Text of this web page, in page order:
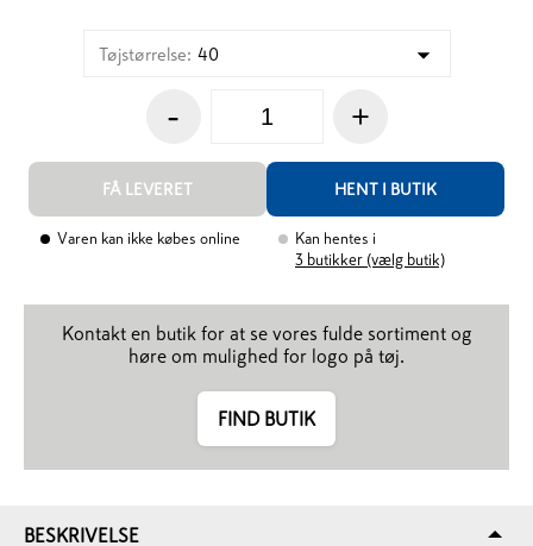
Tøjstørrelse: 40
- +
FÅ LEVERET HENT I BUTIK
Varen kan ikke købes online
Kan hentes i
3 butikker (vælg butik)
Kontakt en butik for at se vores fulde sortiment og
høre om mulighed for logo på tøj.
FIND BUTIK
BESKRIVELSE